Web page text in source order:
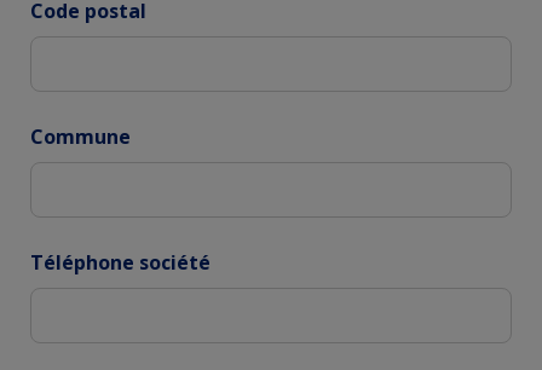
Code postal
Commune
Téléphone société